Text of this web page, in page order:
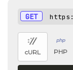
GET
cURL PHP